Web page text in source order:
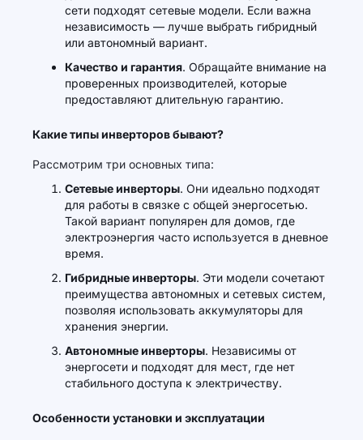
сети подходят сетевые модели. Если важна
независимость — лучше выбрать гибридный
или автономный вариант.
Качество и гарантия. Обращайте внимание на
проверенных производителей, которые
предоставляют длительную гарантию.
Какие типы инверторов бывают?
Рассмотрим три основных типа:
Сетевые инверторы. Они идеально подходят
для работы в связке с общей энергосетью.
Такой вариант популярен для домов, где
электроэнергия часто используется в дневное
время.
Гибридные инверторы. Эти модели сочетают
преимущества автономных и сетевых систем,
позволяя использовать аккумуляторы для
хранения энергии.
Автономные инверторы. Независимы от
энергосети и подходят для мест, где нет
стабильного доступа к электричеству.
Особенности установки и эксплуатации